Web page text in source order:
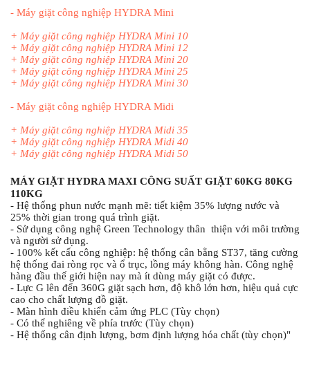
- Máy giặt công nghiệp HYDRA Mini
+ Máy giặt công nghiệp HYDRA Mini 10
+ Máy giặt công nghiệp HYDRA Mini 12
+ Máy giặt công nghiệp HYDRA Mini 20
+ Máy giặt công nghiệp HYDRA Mini 25
+ Máy giặt công nghiệp HYDRA Mini 30
- Máy giặt công nghiệp HYDRA Midi
+ Máy giặt công nghiệp HYDRA Midi 35
+ Máy giặt công nghiệp HYDRA Midi 40
+ Máy giặt công nghiệp HYDRA Midi 50
MÁY GIẶT HYDRA MAXI CÔNG SUẤT GIẶT 60KG 80KG
110KG
- Hệ thống phun nước mạnh mẽ: tiết kiệm 35% lượng nước và
25% thời gian trong quá trình giặt.
- Sử dụng công nghệ Green Technology thân  thiện với môi trường
và người sử dụng.
- 100% kết cấu công nghiệp: hệ thống cân bằng ST37, tăng cường
hệ thống đai ròng rọc và ổ trục, lồng máy không hàn. Công nghệ
hàng đầu thế giới hiện nay mà ít dùng máy giặt có được.
- Lực G lên đến 360G giặt sạch hơn, độ khô lớn hơn, hiệu quả cực
cao cho chất lượng đồ giặt.
- Màn hình điều khiển cảm ứng PLC (Tùy chọn)
- Có thể nghiêng về phía trước (Tùy chọn)
- Hệ thống cân định lượng, bơm định lượng hóa chất (tùy chọn)"